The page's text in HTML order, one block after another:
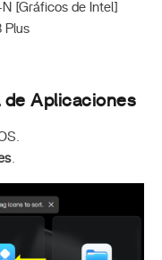
[Gráficos de Intel]
Plus
de Aplicaciones
.